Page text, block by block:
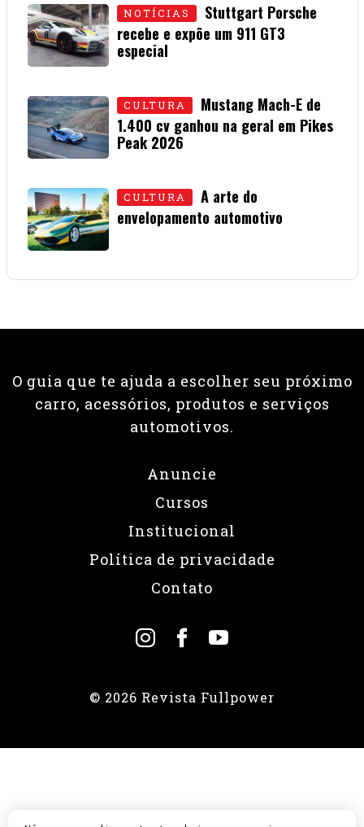
NOTÍCIAS
Stuttgart Porsche
recebe e expõe um 911 GT3
especial
CULTURA
Mustang Mach-E de
1.400 cv ganhou na geral em Pikes
Peak 2026
CULTURA
A arte do
envelopamento automotivo
O guia que te ajuda a escolher seu próximo
carro, acessórios, produtos e serviços
automotivos.
Anuncie
Cursos
Institucional
Política de privacidade
Contato
© 2026 Revista Fullpower